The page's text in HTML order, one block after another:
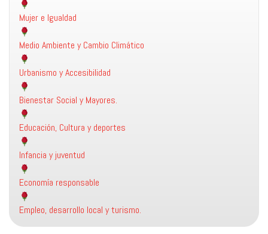
Mujer e Igualdad
Medio Ambiente y Cambio Climático
Urbanismo y Accesibilidad
Bienestar Social y Mayores.
Educación, Cultura y deportes
Infancia y juventud
Economía responsable
Empleo, desarrollo local y turismo.